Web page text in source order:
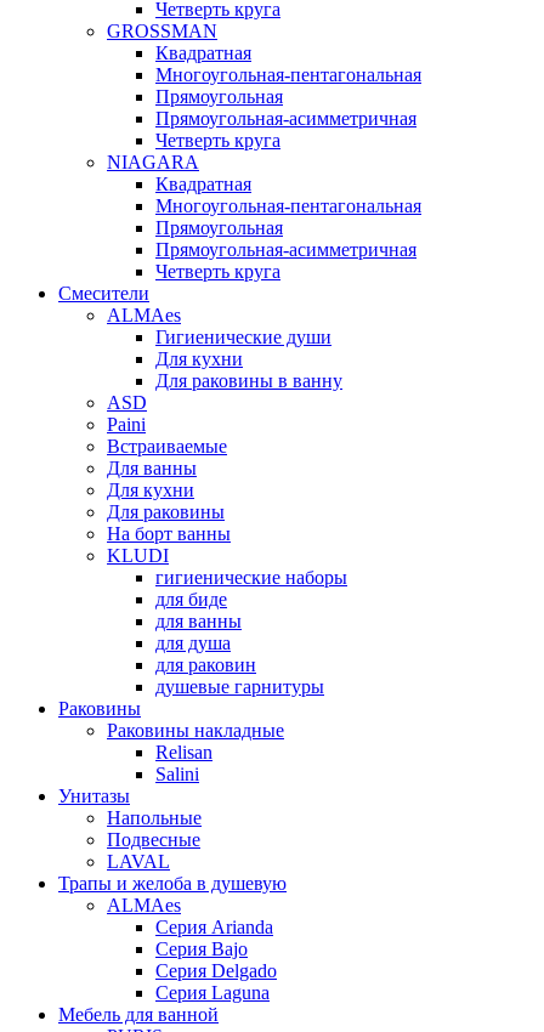
Четверть круга
GROSSMAN
Квадратная
Многоугольная-пентагональная
Прямоугольная
Прямоугольная-асимметричная
Четверть круга
NIAGARA
Квадратная
Многоугольная-пентагональная
Прямоугольная
Прямоугольная-асимметричная
Четверть круга
Смесители
ALMAes
Гигиенические души
Для кухни
Для раковины в ванну
ASD
Paini
Встраиваемые
Для ванны
Для кухни
Для раковины
На борт ванны
KLUDI
гигиенические наборы
для биде
для ванны
для душа
для раковин
душевые гарнитуры
Раковины
Раковины накладные
Relisan
Salini
Унитазы
Напольные
Подвесные
LAVAL
Трапы и желоба в душевую
ALMAes
Серия Arianda
Серия Bajo
Серия Delgado
Серия Laguna
Мебель для ванной